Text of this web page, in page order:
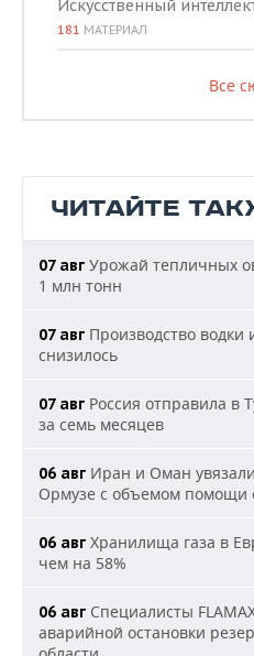
Искусственный
181 МАТЕРИАЛ
Все
ЧИТАЙТЕ
07 авг Урожай тепличных
1 млн тонн
07 авг Производство водки
снизилось
07 авг Россия отправила в
за семь месяцев
06 авг Иран и Оман
Ормузе с объемом помощи
06 авг Хранилища газа в
чем на 58%
06 авг Специалисты
аварийной остановки